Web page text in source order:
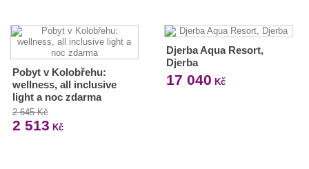
Pobyt v Kolobřehu:
wellness, all inclusive
light a noc zdarma
2 645 Kč
2 513 Kč
Djerba Aqua Resort,
Djerba
17 040 Kč